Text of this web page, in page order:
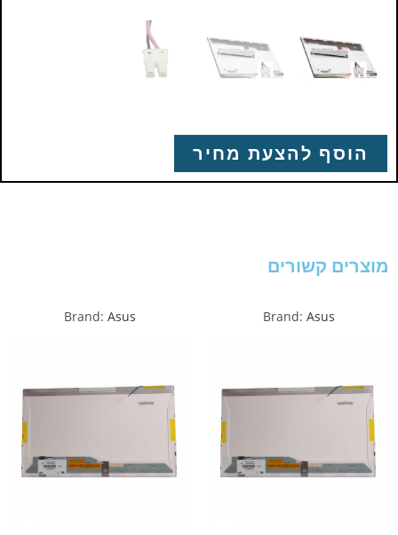
הוסף להצעת מחיר
מוצרים קשורים
Brand: Asus
Brand: Asus